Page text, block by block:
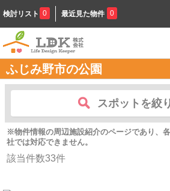
検討リスト 0 最近見た物件 0
ふじみ野市の公園
スポットを絞
※物件情報の周辺施設紹介のページであり、
社では対応できません。
該当件数33件